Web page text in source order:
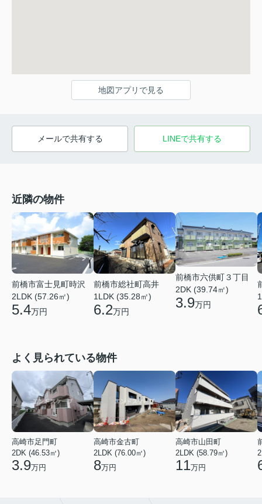
地図アプリで見る
メールで共有する LINEで共有する
近隣の物件
前橋市富士見町時沢
2LDK (57.26㎡)
5.4万円
前橋市総社町高井
1LDK (35.28㎡)
6.2万円
前橋市六供町３丁目
2DK (39.74㎡)
3.9万円
よく見られている物件
高崎市足門町
2DK (46.53㎡)
3.9万円
高崎市金古町
2LDK (76.00㎡)
8万円
高崎市山田町
2LDK (58.79㎡)
11万円